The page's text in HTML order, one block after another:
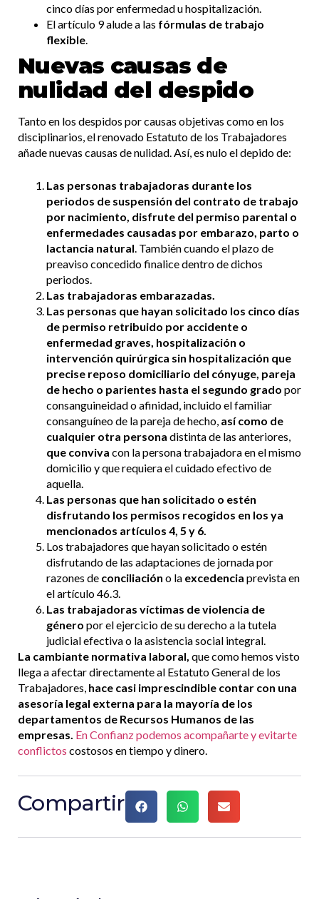
cinco días por enfermedad u hospitalización.
El artículo 9 alude a las fórmulas de trabajo
flexible.
Nuevas causas de
nulidad del despido
Tanto en los despidos por causas objetivas como en los
disciplinarios, el renovado Estatuto de los Trabajadores
añade nuevas causas de nulidad. Así, es nulo el depido de:
Las personas trabajadoras durante los
periodos de suspensión del contrato de trabajo
por nacimiento, disfrute del permiso parental o
enfermedades causadas por embarazo, parto o
lactancia natural. También cuando el plazo de
preaviso concedido finalice dentro de dichos
periodos.
Las trabajadoras embarazadas.
Las personas que hayan solicitado los cinco días
de permiso retribuido por accidente o
enfermedad graves, hospitalización o
intervención quirúrgica sin hospitalización que
precise reposo domiciliario del cónyuge, pareja
de hecho o parientes hasta el segundo grado por
consanguineidad o afinidad, incluido el familiar
consanguíneo de la pareja de hecho, así como de
cualquier otra persona distinta de las anteriores,
que conviva con la persona trabajadora en el mismo
domicilio y que requiera el cuidado efectivo de
aquella.
Las personas que han solicitado o estén
disfrutando los permisos recogidos en los ya
mencionados artículos 4, 5 y 6.
Los trabajadores que hayan solicitado o estén
disfrutando de las adaptaciones de jornada por
razones de conciliación o la excedencia prevista en
el artículo 46.3.
Las trabajadoras víctimas de violencia de
género por el ejercicio de su derecho a la tutela
judicial efectiva o la asistencia social integral.
La cambiante normativa laboral, que como hemos visto
llega a afectar directamente al Estatuto General de los
Trabajadores, hace casi imprescindible contar con una
asesoría legal externa para la mayoría de los
departamentos de Recursos Humanos de las
empresas. En Confianz podemos acompañarte y evitarte
conflictos costosos en tiempo y dinero.
Compartir